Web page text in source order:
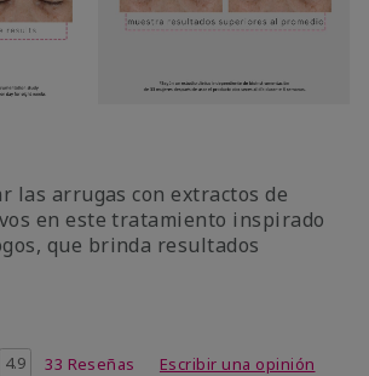
las arrugas con extractos de
en este tratamiento inspirado
que brinda resultados
de 4,9 de 5
4.9 33 Reseñas Escribir una opinión